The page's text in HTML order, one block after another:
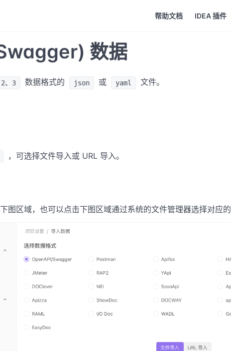
帮助文档 IDEA 插件
数据
、3 数据格式的 json 或 yaml 文件。
，可选择文件导入或 URL 导入。
图区域，也可以点击下图区域通过系统的文件管理器选择对应的